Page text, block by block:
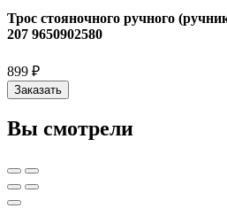
Трос стояночного ручного
207 9650902580
899 ₽
Заказать
Вы смотрели